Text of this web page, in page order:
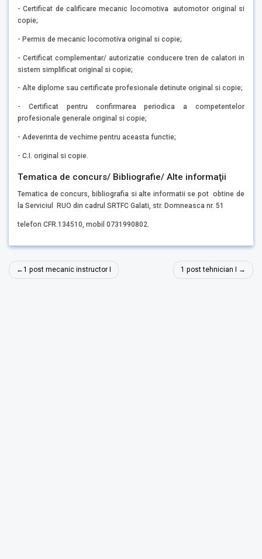
- Certificat de calificare mecanic locomotiva automotor original si
copie;
- Permis de mecanic locomotiva original si copie;
- Certificat complementar/ autorizatie conducere tren de calatori in
sistem simplificat original si copie;
- Alte diplome sau certificate profesionale detinute original si copie;
- Certificat pentru confirmarea periodica a competentelor
profesionale generale original si copie;
- Adeverinta de vechime pentru aceasta functie;
- C.I. original si copie.
Tematica de concurs/ Bibliografie/ Alte informaţii
Tematica de concurs, bibliografia si alte informatii se pot obtine de
la Serviciul RUO din cadrul SRTFC Galati, str. Domneasca nr. 51
telefon CFR.134510, mobil 0731990802.
Navigare
în
1 post mecanic instructor I 1 post tehnician I